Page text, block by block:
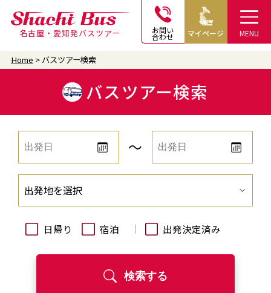
名古屋・愛知発バスツアー MENU
お問い
合わせ マイページ
Home バスツアー検索
バスツアー検索
〜
出発地を選択
日帰り 宿泊 出発決定済み
検索する